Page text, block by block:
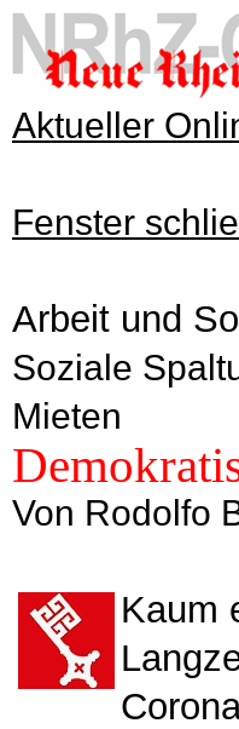
Aktueller
Fenster
Arbeit und
Soziale
Mieten
Von Rodolfo
Kaum